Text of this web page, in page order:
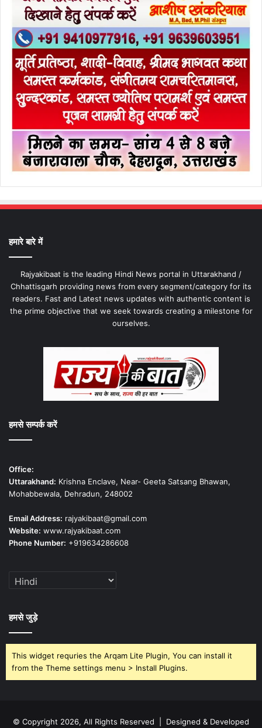
हमारे बारे में
Rajyakibaat is the leading Hindi News portal in Uttarakhand /
Chhattisgarh providing news from every segment/category for its
readers. Fast and Latest news updates with authentic content is
the prime objective that we seek towards creating a milestone for
ourselves.
हमसे सम्पर्क करें
Office:
Uttarakhand: Krishna Enclave, Near- Geeta Satsang Bhawan,
Mohabbewala, Dehradun, 248002
Email Address: rajyakibaat@gmail.com
Website: www.rajyakibaat.com
Phone Number: +919634286608
हमसे जुड़े
This widget requries the Arqam Lite Plugin, You can install it
from the Theme settings menu > Install Plugins.
© Copyright 2026, All Rights Reserved | Designed & Developed